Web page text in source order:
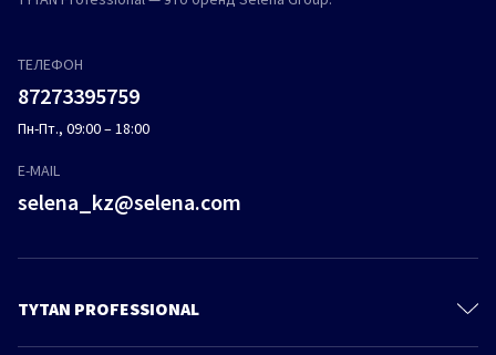
ТЕЛЕФОН
87273395759
Пн-Пт., 09:00 – 18:00
E-MAIL
selena_kz@selena.com
TYTAN PROFESSIONAL